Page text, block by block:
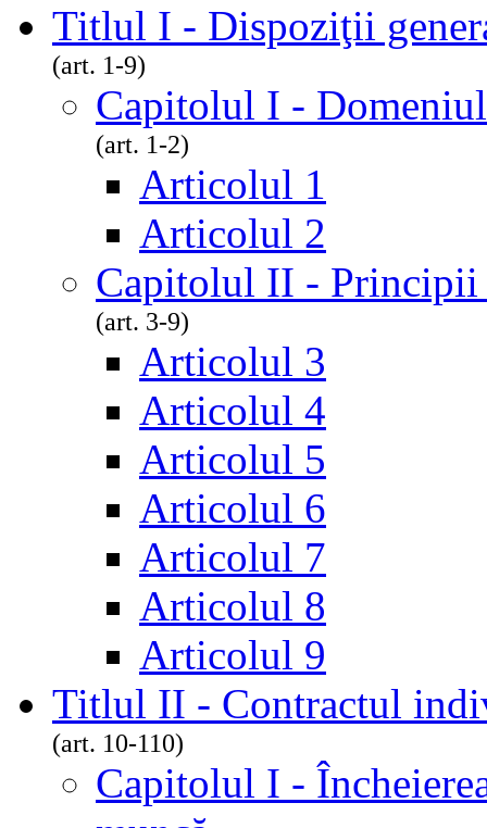
Titlul I - Dispoziţii
(art. 1-9)
Capitolul I -
(art. 1-2)
Articolul 1
Articolul 2
Capitolul II - Principii
(art. 3-9)
Articolul 3
Articolul 4
Articolul 5
Articolul 6
Articolul 7
Articolul 8
Articolul 9
Titlul II - Contractul
(art. 10-110)
Capitolul I -